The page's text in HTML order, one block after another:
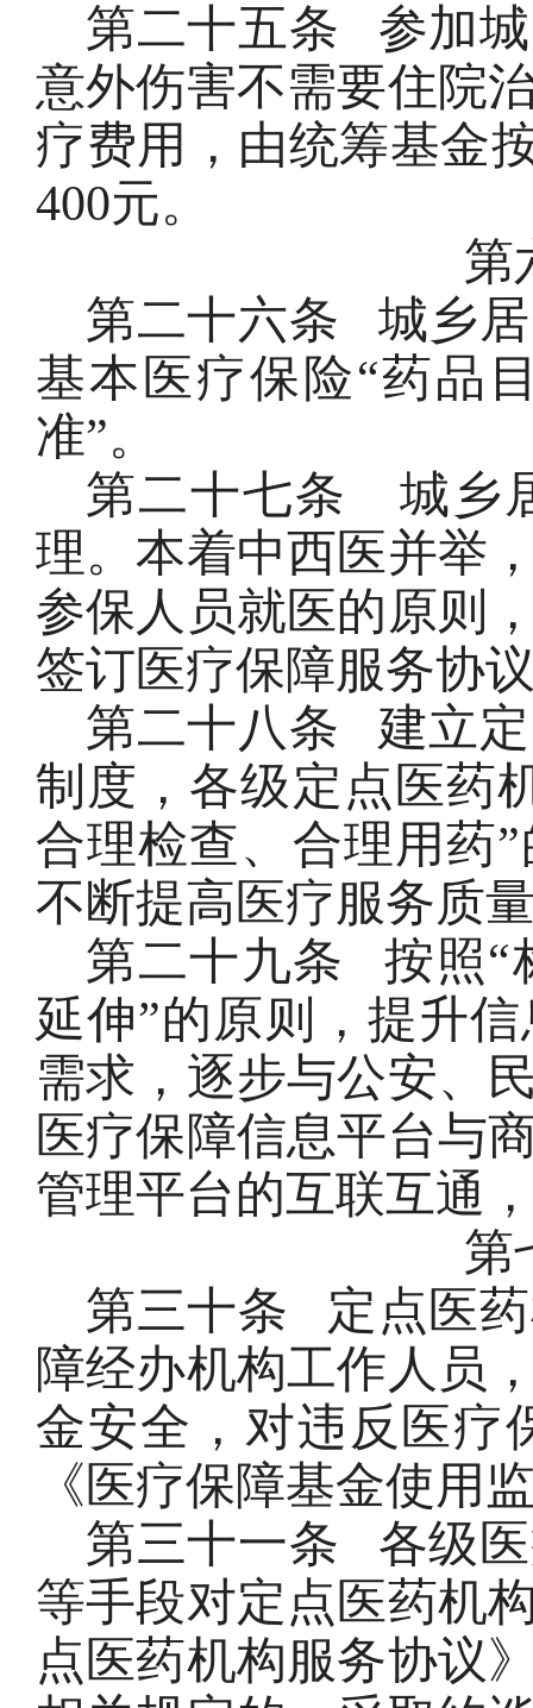
第二十五条
参加
意外伤害不需要住院
疗费用，由统筹基金
400元。
第
第二十六条
城乡
基本医疗保险“药品
准”。
第二十七条
城乡
理。本着中西医并举
参保人员就医的原则
签订医疗保障服务协
第二十八条
建立
制度，各级定点医药
合理检查、合理用药
不断提高医疗服务质
第二十九条
按照“
延伸”的原则，提升
需求，逐步与公安、
医疗保障信息平台与
管理平台的互联互通
第
第三十条
定点医
障经办机构工作人员
金安全，对违反医疗
《医疗保障基金使用
第三十一条
各级
等手段对定点医药机
点医药机构服务协议